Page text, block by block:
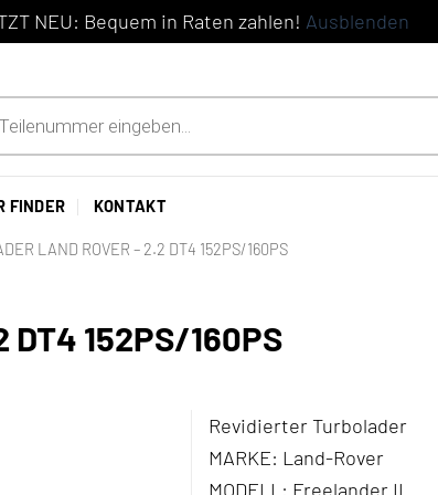
NEU: Bequem in Raten zahlen! Ausblenden
FINDER KONTAKT
LAND ROVER – 2.2 DT4 152PS/160PS
DT4 152PS/160PS
Revidierter Turbolader
MARKE: Land-Rover
MODELL: Freelander II